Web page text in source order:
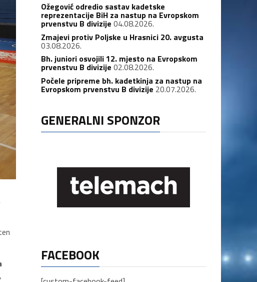
Ožegović odredio sastav kadetske
reprezentacije BiH za nastup na Evropskom
prvenstvu B divizije 04.08.2026.
Zmajevi protiv Poljske u Hrasnici 20. avgusta
03.08.2026.
Bh. juniori osvojili 12. mjesto na Evropskom
prvenstvu B divizije 02.08.2026.
Počele pripreme bh. kadetkinja za nastup na
Evropskom prvenstvu B divizije 20.07.2026.
GENERALNI SPONZOR
FACEBOOK